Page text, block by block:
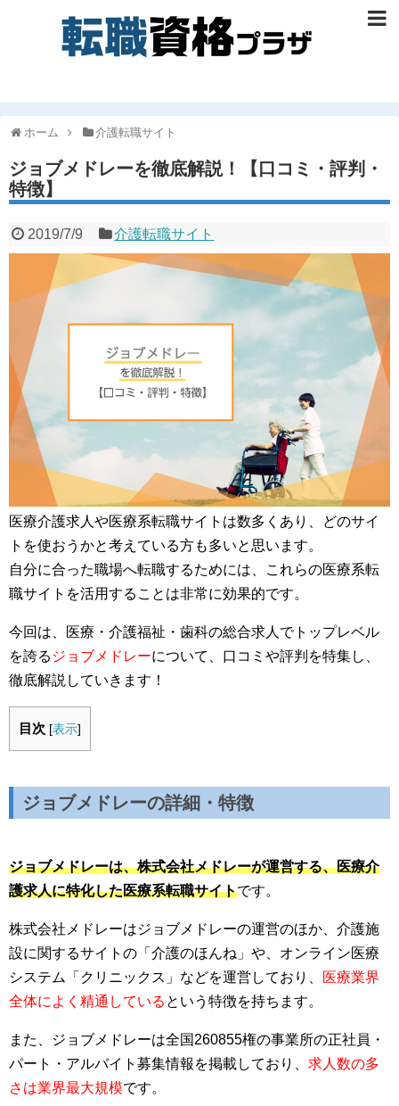
ホーム 介護転職サイト
ジョブメドレーを徹底解説！【口コミ・評判・
特徴】
2019/7/9 介護転職サイト
医療介護求人や医療系転職サイトは数多くあり、どのサイ
トを使おうかと考えている方も多いと思います。
自分に合った職場へ転職するためには、これらの医療系転
職サイトを活用することは非常に効果的です。
今回は、医療・介護福祉・歯科の総合求人でトップレベル
を誇る ジョブメドレーについて、口コミや評判を特集し、
徹底解説していきます！
目次 [表示]
ジョブメドレーの詳細・特徴
ジョブメドレーは、株式会社メドレーが運営する、医療介
護求人に特化した医療系転職サイトです。
株式会社メドレーはジョブメドレーの運営のほか、介護施
設に関するサイトの「介護のほんね」や、オンライン医療
システム「クリニックス」などを運営しており、
医療業界
全体によく精通している という特徴を持ちます。
また、ジョブメドレーは全国260855権の事業所の正社員・
パート・アルバイト募集情報を掲載しており、 求人数の多
さは業界最大規模です。